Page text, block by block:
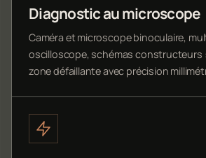
Diagnostic au microscope
Caméra et microscope binoculaire,
oscilloscope, schémas constructeurs
zone défaillante avec précision